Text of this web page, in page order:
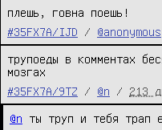
плешь, говна поешь!
#35FX7A/IJD
/ @anonymous
трупоеды в комментах
мозгах
#35FX7A/9TZ
/ @n / 213
@n ты труп и тебя трап